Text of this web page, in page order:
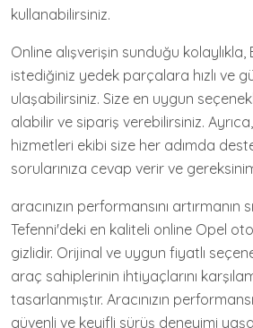
kullanabilirsiniz.
Online alışverişin sunduğu
istediğiniz yedek parçalara hızlı ve
ulaşabilirsiniz. Size en uygun
alabilir ve sipariş verebilirsiniz.
hizmetleri ekibi size her adımda
sorularınıza cevap verir ve
aracınızın performansını artırmanın
Tefenni'deki en kaliteli online Opel
gizlidir. Orijinal ve uygun fiyatlı
araç sahiplerinin ihtiyaçlarını
tasarlanmıştır. Aracınızın
güvenli ve keyifli sürüş deneyimi